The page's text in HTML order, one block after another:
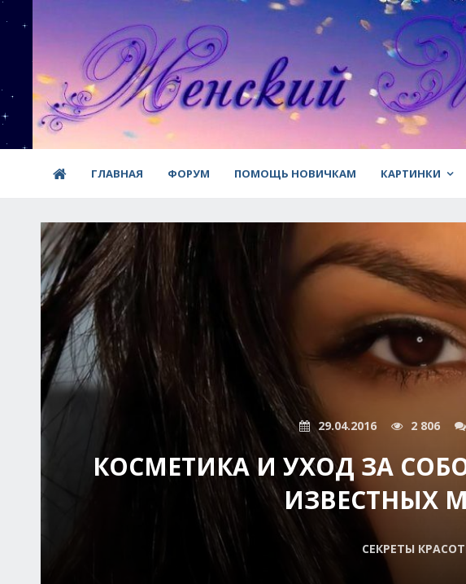
ГЛАВНАЯ ФОРУМ ПОМОЩЬ НОВИЧКАМ КАРТИНКИ
29.04.2016 2 806
КОСМЕТИКА И УХОД ЗА
ИЗВЕСТНЫХ
СЕКРЕТЫ